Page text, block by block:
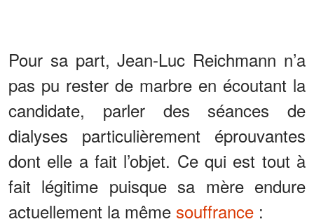
Pour sa part, Jean-Luc Reichmann n’a
pas pu rester de marbre en écoutant la
candidate, parler des séances de
dialyses particulièrement éprouvantes
dont elle a fait l’objet. Ce qui est tout à
fait légitime puisque sa mère endure
actuellement la même souffrance :